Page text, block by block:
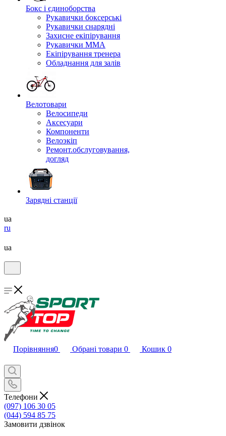
Бокс і єдиноборства
Рукавички боксерські
Рукавички снарядні
Захисне екіпірування
Рукавички ММА
Екіпірування тренера
Обладнання для залів
Велотовари
Велосипеди
Аксесуари
Компоненти
Велоэкіп
Ремонт.обслуговування,
догляд
Зарядні станції
ua
ru
ua
Порівняння0 Обрані товари 0 Кошик 0
Телефони
(097) 106 30 05
(044) 594 85 75
Замовити дзвінок